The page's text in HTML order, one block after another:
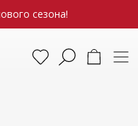
сезона!